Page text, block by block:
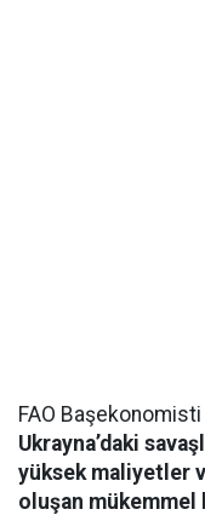
FAO
Ukrayna’daki
yüksek maliyetler
oluşan mükemmel